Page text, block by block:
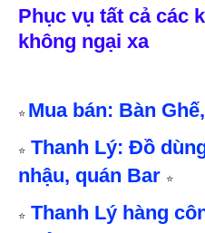
Phục vụ tất cả các
không ngại xa
⭐ Mua bán: Bàn
⭐ Thanh Lý: Đồ
nhậu, quán Bar ⭐
⭐ Thanh Lý hàng